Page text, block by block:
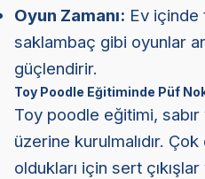
Oyun Zamanı: Ev
saklambaç gibi oyunlar
güçlendirir.
Toy Poodle Eğitiminde Püf
Toy poodle eğitimi,
üzerine kurulmalıdır.
oldukları için sert